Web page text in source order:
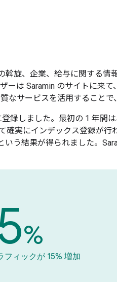
旋、企業、給与に関する情
ーは Saramin のサイトに来
サービスを活用することで
録しました。最初の 1 年間
実にインデックス登録が行
う結果が得られました。
%
フィックが 15% 増加